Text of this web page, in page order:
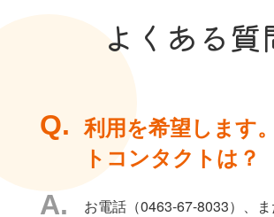
よくある質
利用を希望します
トコンタクトは？
お電話（0463-67-8033）、